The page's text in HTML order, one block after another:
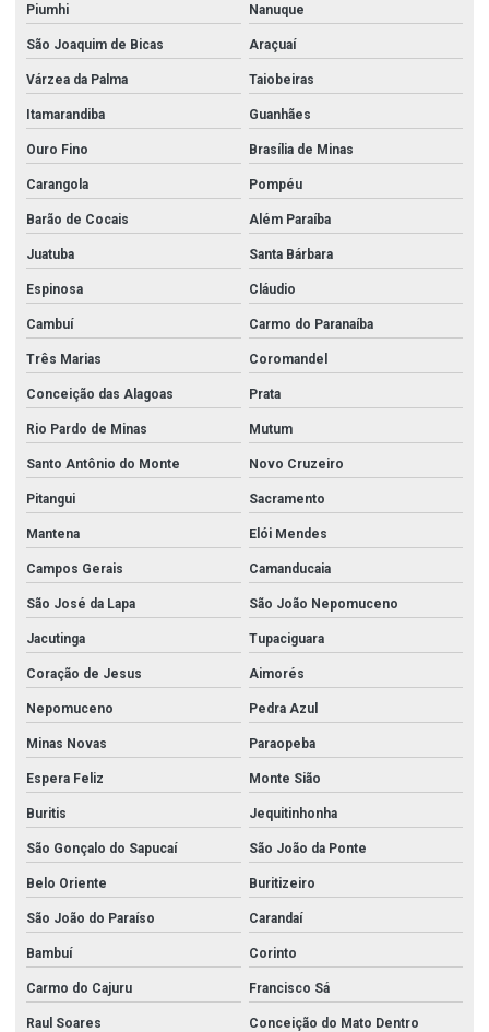
Piumhi Nanuque
São Joaquim de Bicas Araçuaí
Várzea da Palma Taiobeiras
Itamarandiba Guanhães
Ouro Fino Brasília de Minas
Carangola Pompéu
Barão de Cocais Além Paraíba
Juatuba Santa Bárbara
Espinosa Cláudio
Cambuí Carmo do Paranaíba
Três Marias Coromandel
Conceição das Alagoas Prata
Rio Pardo de Minas Mutum
Santo Antônio do Monte Novo Cruzeiro
Pitangui Sacramento
Mantena Elói Mendes
Campos Gerais Camanducaia
São José da Lapa São João Nepomuceno
Jacutinga Tupaciguara
Coração de Jesus Aimorés
Nepomuceno Pedra Azul
Minas Novas Paraopeba
Espera Feliz Monte Sião
Buritis Jequitinhonha
São Gonçalo do Sapucaí São João da Ponte
Belo Oriente Buritizeiro
São João do Paraíso Carandaí
Bambuí Corinto
Carmo do Cajuru Francisco Sá
Raul Soares Conceição do Mato Dentro